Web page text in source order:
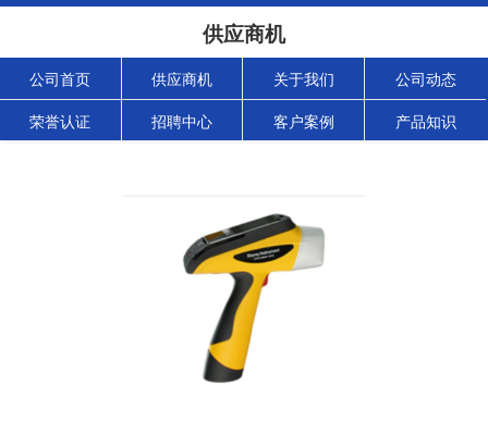
供应商机
公司首页 供应商机 关于我们 公司动态
荣誉认证 招聘中心 客户案例 产品知识